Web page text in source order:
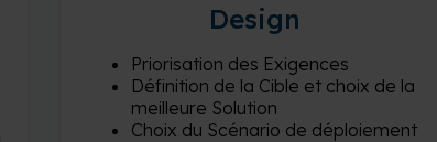
Design
Priorisation des Exigences
Définition de la Cible et choix de la
meilleure Solution
Choix du Scénario de déploiement